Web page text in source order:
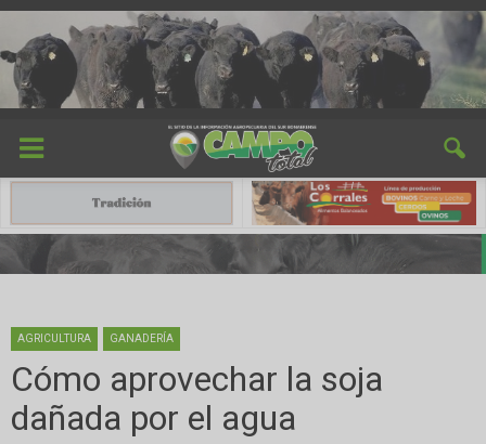
AGRICULTURA GANADERÍA
Cómo aprovechar la soja
dañada por el agua